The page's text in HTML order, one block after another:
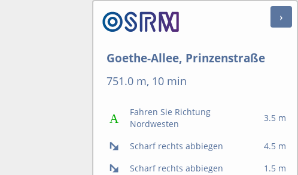
Goethe-Allee, Prinzenstraße
751.0 m, 10 min
Fahren Sie Richtung
Nordwesten
3.5 m
Scharf rechts abbiegen
4.5 m
Scharf rechts abbiegen
1.5 m